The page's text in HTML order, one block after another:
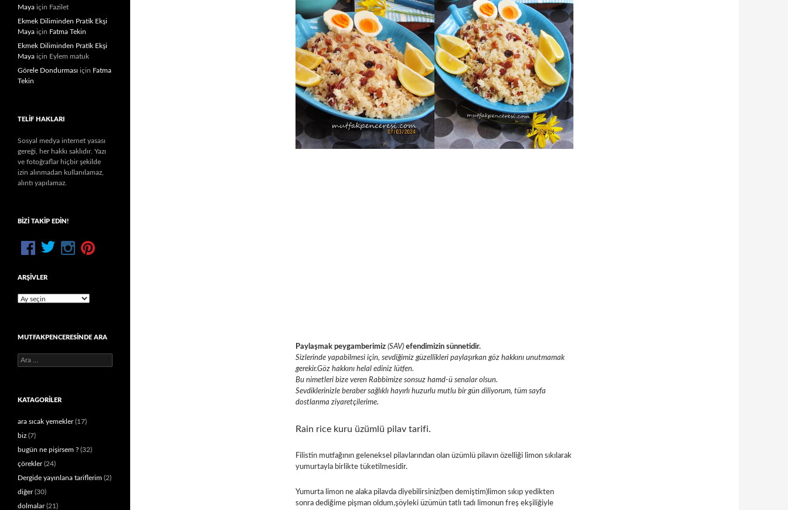
Paylaşmak peygamberimiz (SAV) efendimizin sünnetidir.
Sizlerinde yapabilmesi için, sevdiğimiz güzellikleri paylaşırkan göz hakkını unutmamak
gerekir.Göz hakkını helal ediniz lütfen.
Bu nimetleri bize veren Rabbimize sonsuz hamd-ü senalar olsun.
Sevdiklerinizle beraber sağlıklı hayırlı huzurlu mutlu bir gün diliyorum, tüm sayfa
dostlarıma ziyaretçilerime.
Rain rice kuru üzümlü pilav tarifi.
Filistin mutfağının geleneksel pilavlarından olan üzümlü pilavın özelliği limon sıkılarak
yumurtayla birlikte tüketilmesidir.
Yumurta limon ne alaka pilavda diyebilirsiniz(ben demiştim)limon sıkıp yedikten
sonra dediğime pişman oldum,şöyleki üzümün tatlı tadı limonun freş ekşiliğiyle
Maya için Fazilet
Ekmek Diliminden Pratik Ekşi
Maya için Fatma Tekin
Ekmek Diliminden Pratik Ekşi
Maya için Eylem matuk
Görele Dondurması için Fatma
Tekin
TELIF HAKLARI
Sosyal medya internet yasası
gereği, her hakkı saklıdır. Yazı
ve fotoğraflar hiçbir şekilde
izin alınmadan kullanılamaz,
alıntı yapılamaz.
BIZI TAKIP EDIN!
ARŞIVLER
Arşivler
MUTFAKPENCERESINDE ARA
Arama:
KATAGORILER
ara sıcak yemekler(17)
biz (7)
bugün ne pişirsem ? (32)
çörekler(24)
Dergide yayınlana tariflerim (2)
diğer(30)
dolmalar(21)